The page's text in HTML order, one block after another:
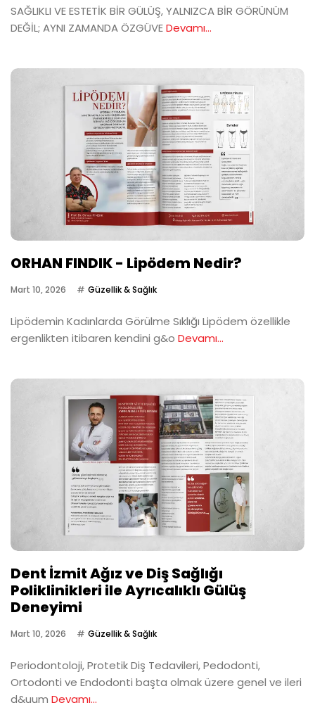
SAĞLIKLI VE ESTETİK BİR GÜLÜŞ, YALNIZCA BİR GÖRÜNÜM
DEĞİL; AYNI ZAMANDA ÖZGÜVEDevamı...
ORHAN FINDIK - Lipödem Nedir?
Mart 10, 2026 Güzellik & Sağlık
Lipödemin Kadınlarda Görülme Sıklığı Lipödem özellikle
ergenlikten itibaren kendini g&o Devamı...
Dent İzmit Ağız ve Diş Sağlığı
Poliklinikleri ile Ayrıcalıklı Gülüş
Deneyimi
Mart 10, 2026 Güzellik & Sağlık
Periodontoloji, Protetik Diş Tedavileri, Pedodonti,
Ortodonti ve Endodonti başta olmak üzere genel ve ileri
d&uum Devamı...